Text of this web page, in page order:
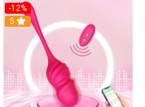
-12%
5